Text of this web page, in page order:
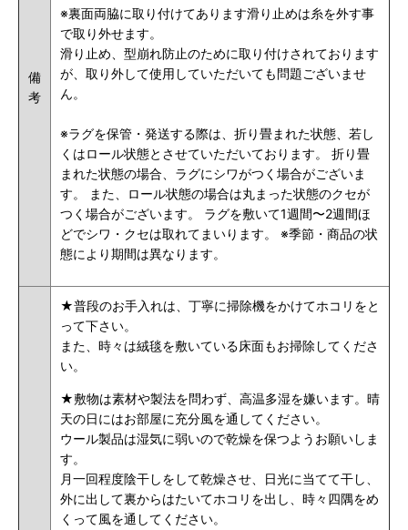
備
考
※裏面両脇に取り付けてあります滑り止めは糸を外す事
で取り外せます。
滑り止め、型崩れ防止のために取り付けされております
が、取り外して使用していただいても問題ございませ
ん。
※ラグを保管・発送する際は、折り畳まれた状態、若し
くはロール状態とさせていただいております。 折り畳
まれた状態の場合、ラグにシワがつく場合がございま
す。 また、ロール状態の場合は丸まった状態のクセが
つく場合がございます。 ラグを敷いて1週間〜2週間ほ
どでシワ・クセは取れてまいります。 ※季節・商品の状
態により期間は異なります。
★普段のお手入れは、丁寧に掃除機をかけてホコリをと
って下さい。
また、時々は絨毯を敷いている床面もお掃除してくださ
い。
★敷物は素材や製法を問わず、高温多湿を嫌います。晴
天の日にはお部屋に充分風を通してください。
ウール製品は湿気に弱いので乾燥を保つようお願いしま
す。
月一回程度陰干しをして乾燥させ、日光に当てて干し、
外に出して裏からはたいてホコリを出し、時々四隅をめ
くって風を通してください。